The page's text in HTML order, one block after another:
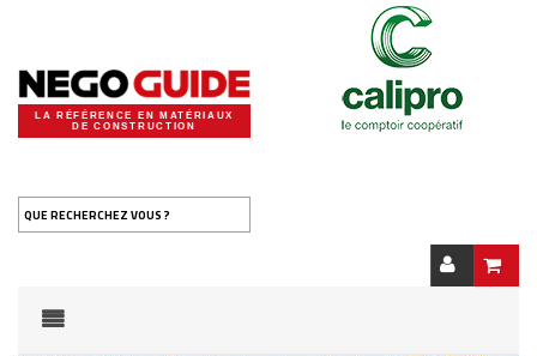
LA RÉFÉRENCE EN MATÉRIAUX
DE CONSTRUCTION
QUE RECHERCHEZ VOUS ?